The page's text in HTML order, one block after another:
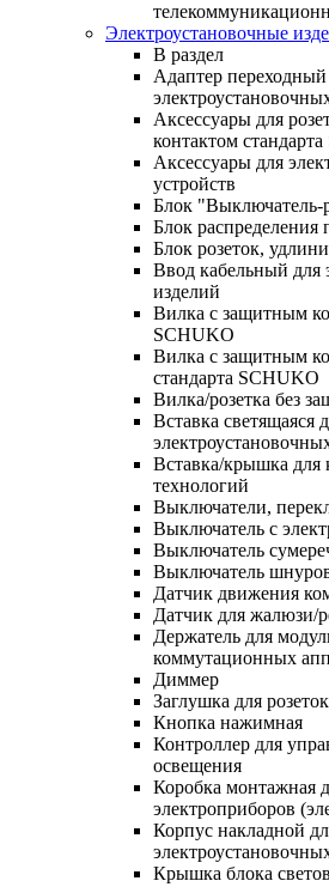
Электроустановочные
В раздел
Адаптер переходный
Аксессуары для
контактом
Аксессуары для
устройств
Блок "Выключатель-
Блок распределения
Блок розеток,
Ввод кабельный для
изделий
Вилка с защитным
SCHUKO
Вилка с защитным
стандарта SCHUKO
Вилка/розетка без
Вставка светящаяся
Вставка/крышка
технологий
Выключатели,
Выключатель с
Выключатель
Выключатель
Датчик движения
Датчик для жалюзи/
Держатель для
коммутационных
Диммер
Заглушка для
Кнопка нажимная
Контроллер для
освещения
Коробка монтажная
электроприборов
Корпус накладной
Крышка блока